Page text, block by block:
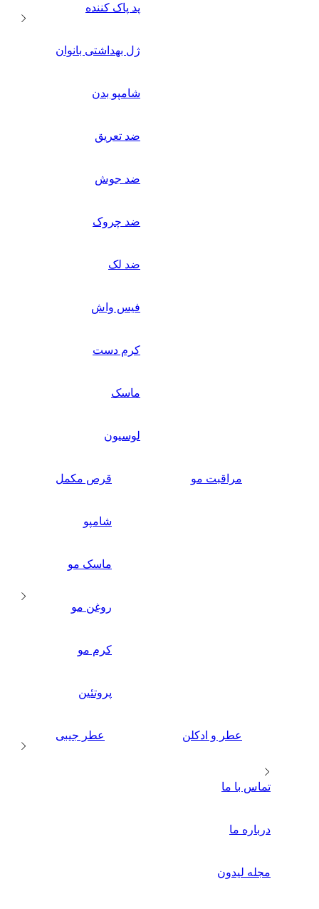
پد پاک کننده
ژل بهداشتی بانوان
شامپو بدن
ضد تعریق
ضد جوش
ضد چروک
ضد لک
فیس واش
کرم دست
ماسک
لوسیون
مراقبت مو قرص مکمل
شامپو
ماسک مو
روغن مو
کرم مو
پروتئین
عطر و ادکلن عطر جیبی
تماس با ما
درباره ما
مجله لیدون